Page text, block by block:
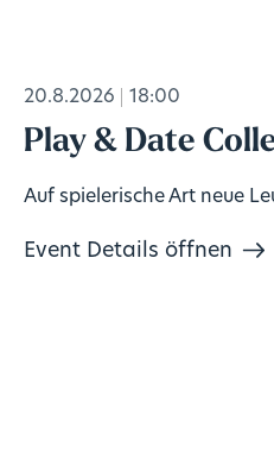
20.8.2026 18:00
Play & Date
Auf spielerische Art neue
Event Details öffnen